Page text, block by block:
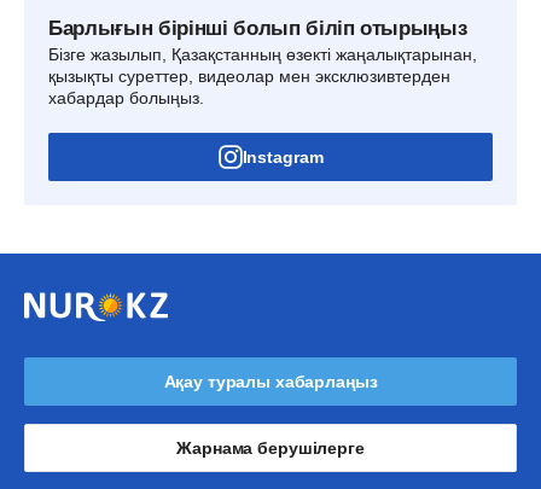
Барлығын бірінші болып біліп отырыңыз
Бізге жазылып, Қазақстанның өзекті жаңалықтарынан,
қызықты суреттер, видеолар мен эксклюзивтерден
хабардар болыңыз.
Instagram
Ақау туралы хабарлаңыз
Жарнама берушілерге